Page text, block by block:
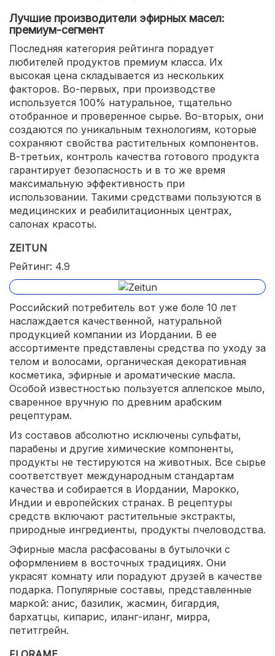
Лучшие производители эфирных масел:
премиум-сегмент
Последняя категория рейтинга порадует
любителей продуктов премиум класса. Их
высокая цена складывается из нескольких
факторов. Во-первых, при производстве
используется 100% натуральное, тщательно
отобранное и проверенное сырье. Во-вторых, они
создаются по уникальным технологиям, которые
сохраняют свойства растительных компонентов.
В-третьих, контроль качества готового продукта
гарантирует безопасность и в то же время
максимальную эффективность при
использовании. Такими средствами пользуются в
медицинских и реабилитационных центрах,
салонах красоты.
ZEITUN
Рейтинг: 4.9
Российский потребитель вот уже боле 10 лет
наслаждается качественной, натуральной
продукцией компании из Иордании. В ее
ассортименте представлены средства по уходу за
телом и волосами, органическая декоративная
косметика, эфирные и ароматические масла.
Особой известностью пользуется аллепское мыло,
сваренное вручную по древним арабским
рецептурам.
Из составов абсолютно исключены сульфаты,
парабены и другие химические компоненты,
продукты не тестируются на животных. Все сырье
соответствует международным стандартам
качества и собирается в Иордании, Марокко,
Индии и европейских странах. В рецептуры
средств включают растительные экстракты,
природные ингредиенты, продукты пчеловодства.
Эфирные масла расфасованы в бутылочки с
оформлением в восточных традициях. Они
украсят комнату или порадуют друзей в качестве
подарка. Популярные составы, представленные
маркой: анис, базилик, жасмин, бигардия,
бархатцы, кипарис, иланг-иланг, мирра,
петитгрейн.